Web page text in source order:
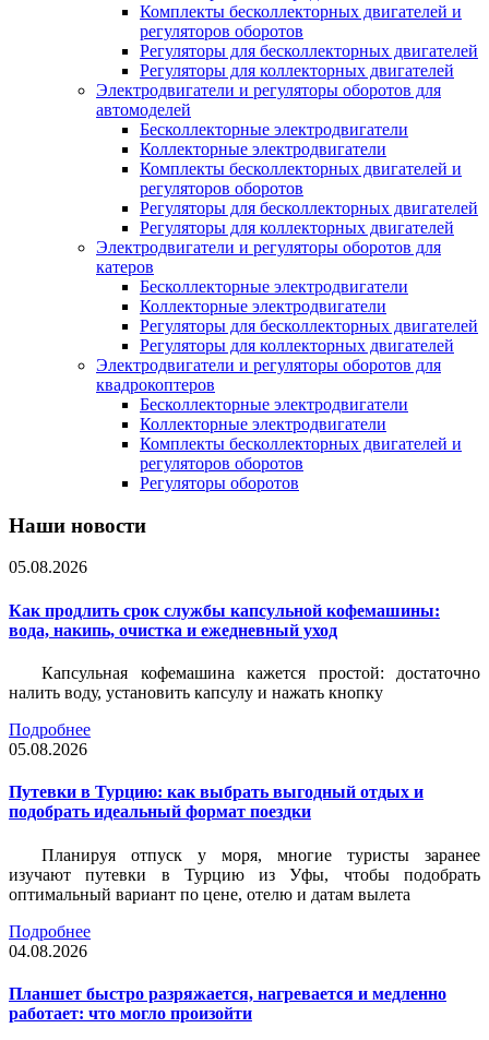
Комплекты бесколлекторных двигателей и
регуляторов оборотов
Регуляторы для бесколлекторных двигателей
Регуляторы для коллекторных двигателей
Электродвигатели и регуляторы оборотов для
автомоделей
Бесколлекторные электродвигатели
Коллекторные электродвигатели
Комплекты бесколлекторных двигателей и
регуляторов оборотов
Регуляторы для бесколлекторных двигателей
Регуляторы для коллекторных двигателей
Электродвигатели и регуляторы оборотов для
катеров
Бесколлекторные электродвигатели
Коллекторные электродвигатели
Регуляторы для бесколлекторных двигателей
Регуляторы для коллекторных двигателей
Электродвигатели и регуляторы оборотов для
квадрокоптеров
Бесколлекторные электродвигатели
Коллекторные электродвигатели
Комплекты бесколлекторных двигателей и
регуляторов оборотов
Регуляторы оборотов
Наши новости
05.08.2026
Как продлить срок службы капсульной кофемашины:
вода, накипь, очистка и ежедневный уход
Капсульная кофемашина кажется простой: достаточно
налить воду, установить капсулу и нажать кнопку
Подробнее
05.08.2026
Путевки в Турцию: как выбрать выгодный отдых и
подобрать идеальный формат поездки
Планируя отпуск у моря, многие туристы заранее
изучают путевки в Турцию из Уфы, чтобы подобрать
оптимальный вариант по цене, отелю и датам вылета
Подробнее
04.08.2026
Планшет быстро разряжается, нагревается и медленно
работает: что могло произойти